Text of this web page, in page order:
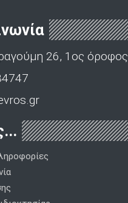
26, 1ος όροφος